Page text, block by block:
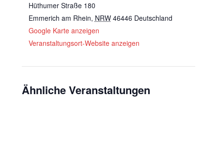
Hüthumer Straße 180
Emmerich am Rhein, NRW 46446 Deutschland
Google Karte anzeigen
Veranstaltungsort-Website anzeigen
Ähnliche Veranstaltungen